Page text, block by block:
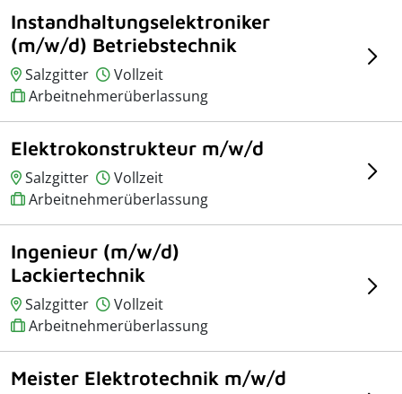
Instandhaltungselektroniker
(m/w/d) Betriebstechnik
Salzgitter
Vollzeit
Arbeitnehmerüberlassung
Elektrokonstrukteur m/w/d
Salzgitter
Vollzeit
Arbeitnehmerüberlassung
Ingenieur (m/w/d)
Lackiertechnik
Salzgitter
Vollzeit
Arbeitnehmerüberlassung
Meister Elektrotechnik m/w/d